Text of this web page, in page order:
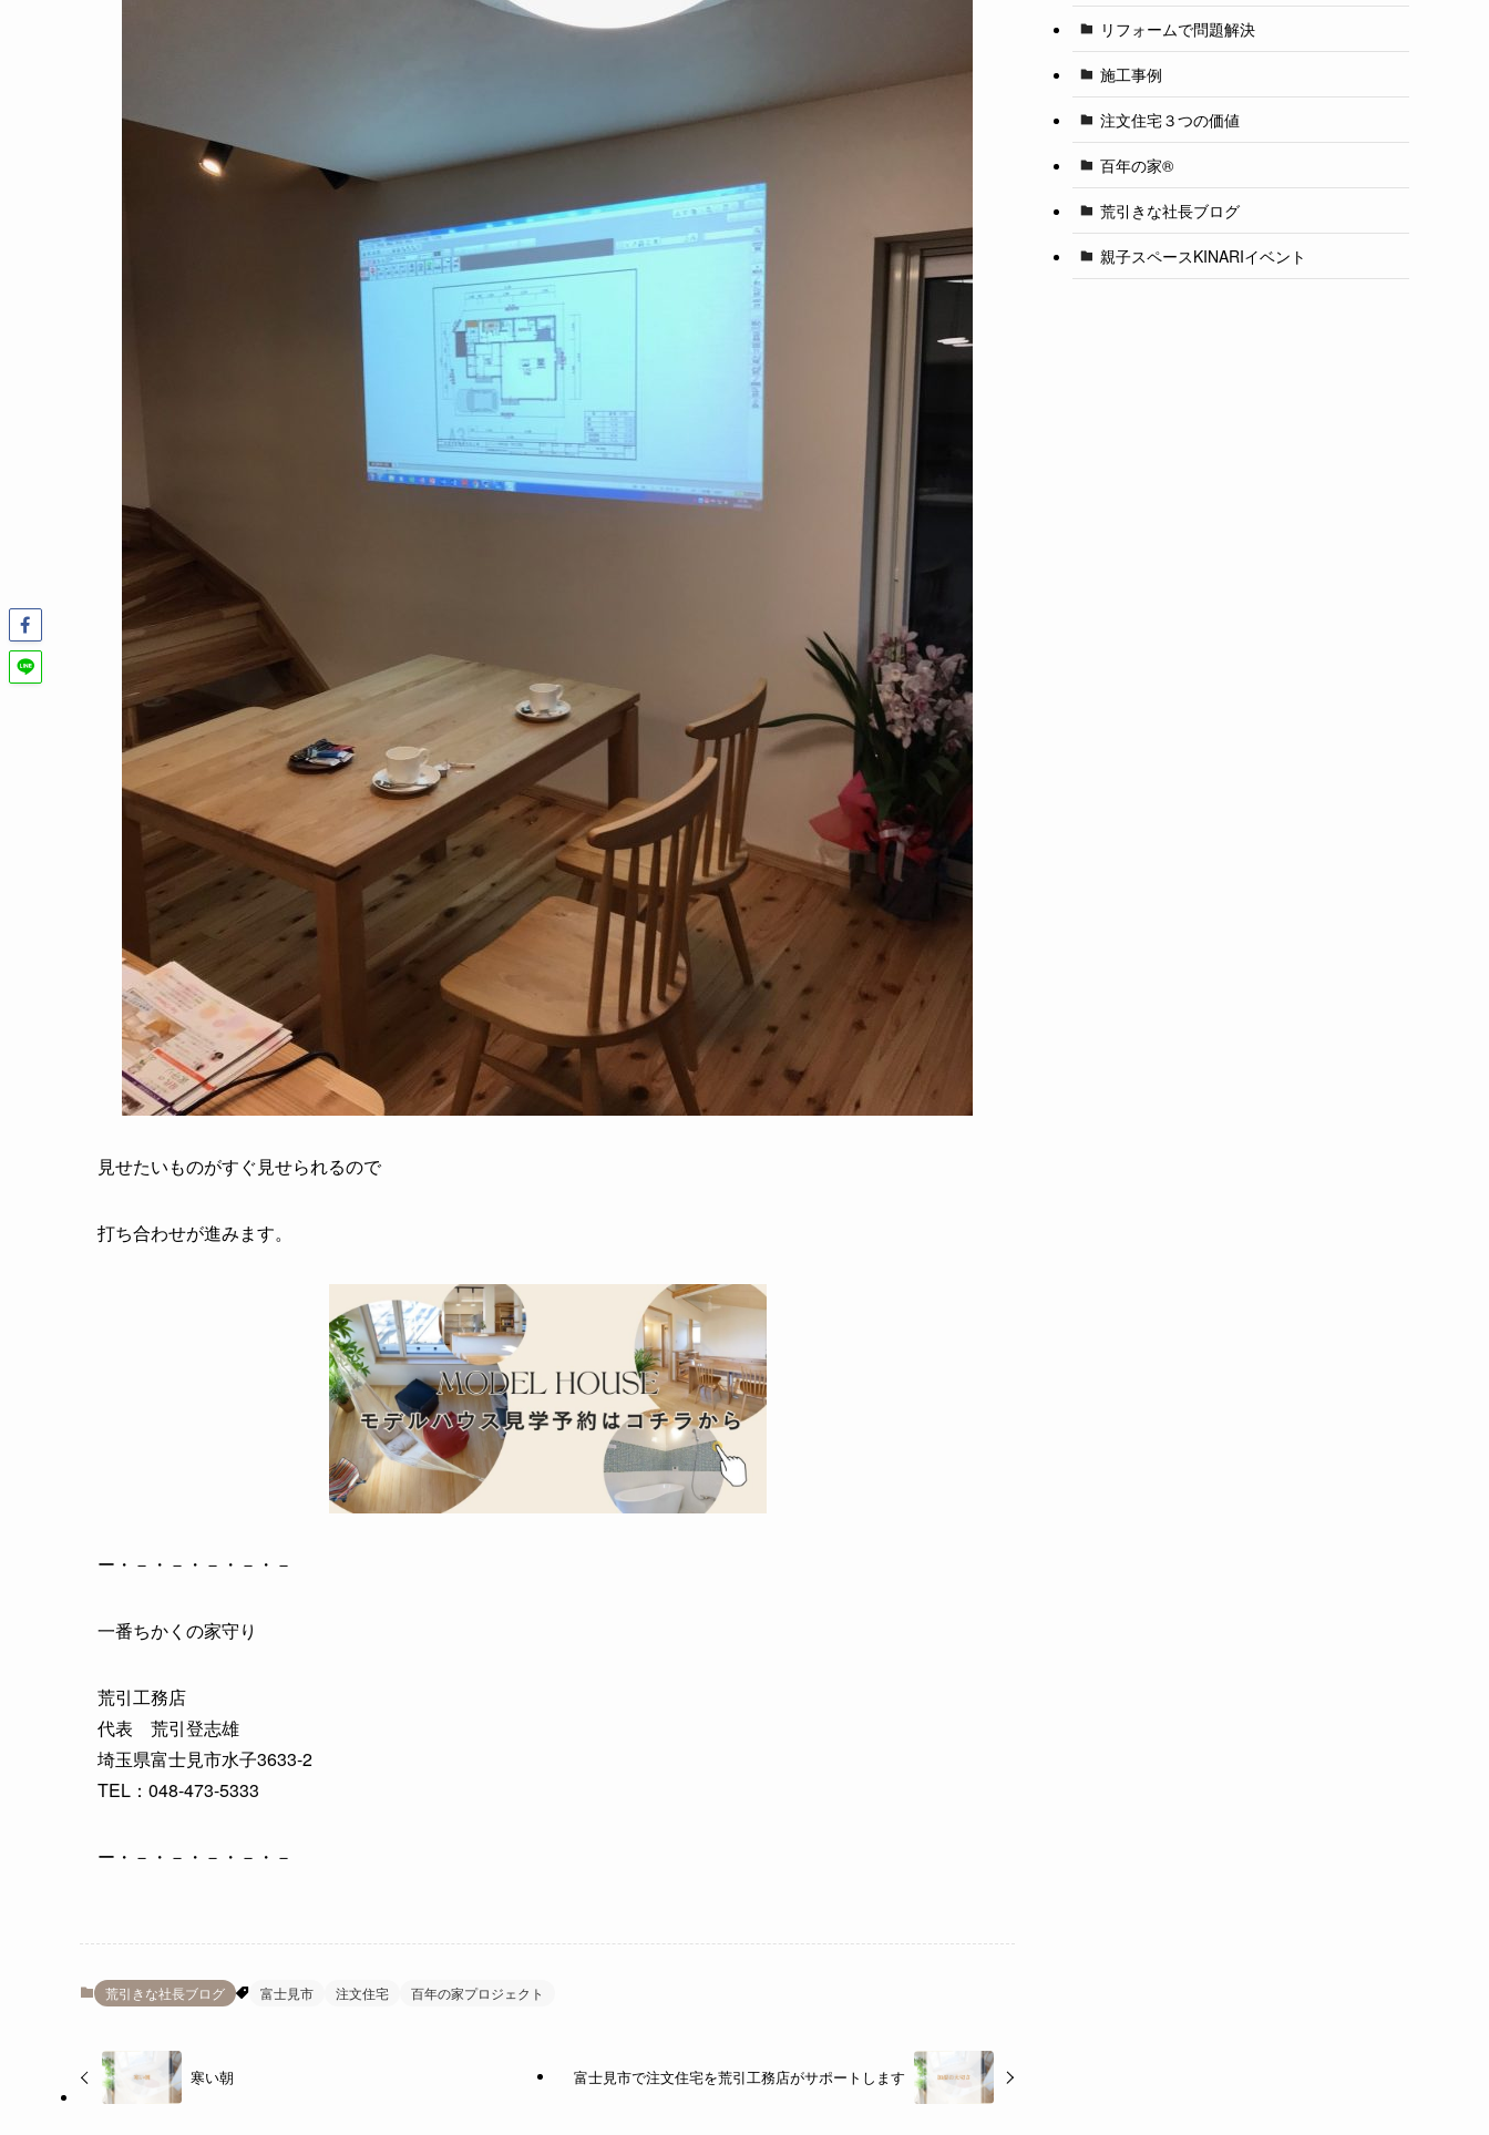
見せたいものがすぐ見せられるので
打ち合わせが進みます。
ー・－・－・－・－・－
一番ちかくの家守り
荒引工務店
代表 荒引登志雄
埼玉県富士見市水子3633-2
TEL：048-473-5333
ー・－・－・－・－・－
荒引きな社長ブログ 富士見市 注文住宅 百年の家プロジェクト
寒い朝 富士見市で注文住宅を荒引工務店がサポートします
リフォームで問題解決
施工事例
注文住宅３つの価値
百年の家®️
荒引きな社長ブログ
親子スペースKINARIイベント